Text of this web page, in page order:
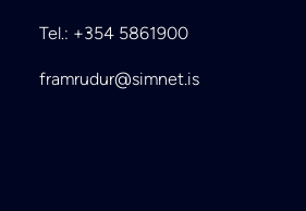
Tel.: +354 5861900
framrudur@simnet.is